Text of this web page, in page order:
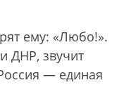
ему: «Любо!».
ДНР, звучит
— единая